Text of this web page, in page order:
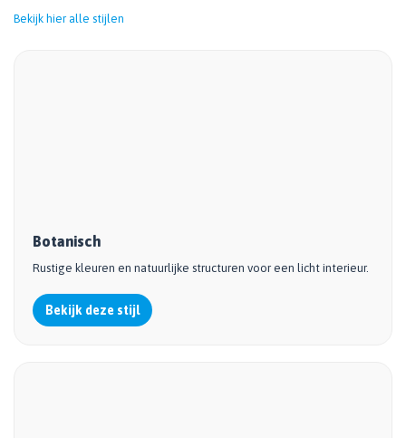
Bekijk hier alle stijlen
Botanisch
Rustige kleuren en natuurlijke structuren voor een licht interieur.
Bekijk deze stijl